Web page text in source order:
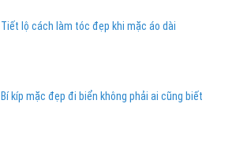
Tiết lộ cách làm tóc đẹp khi mặc áo dài
Bí kíp mặc đẹp đi biển không phải ai cũng biết